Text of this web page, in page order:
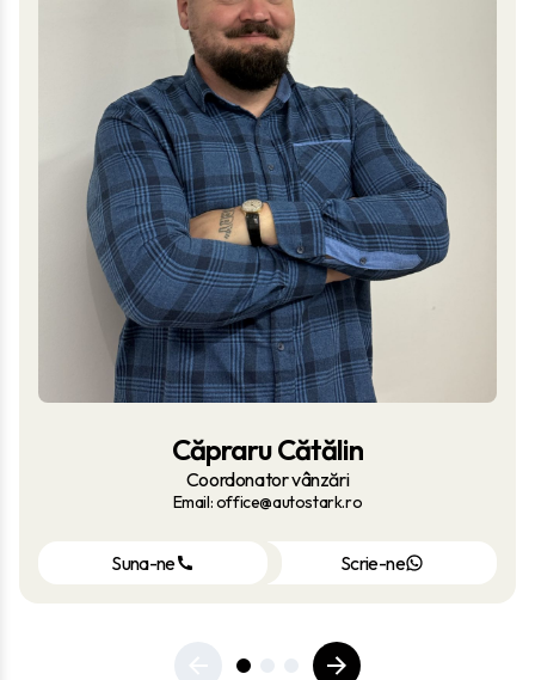
Căpraru Cătălin
Coordonator vânzări
Email: office@autostark.ro
Suna-ne Scrie-ne